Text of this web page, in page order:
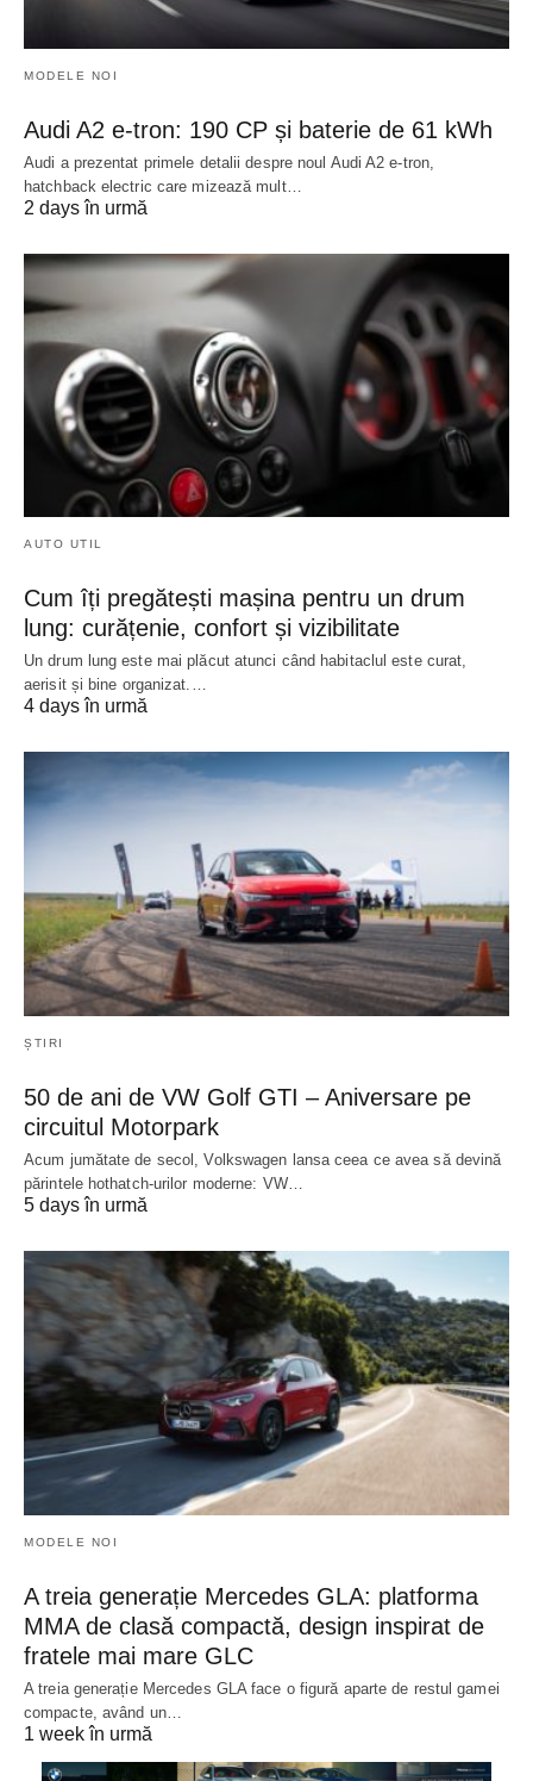
MODELE NOI
Audi A2 e-tron: 190 CP și baterie de 61 kWh
Audi a prezentat primele detalii despre noul Audi A2 e-tron,
hatchback electric care mizează mult…
2 days în urmă
AUTO UTIL
Cum îți pregătești mașina pentru un drum
lung: curățenie, confort și vizibilitate
Un drum lung este mai plăcut atunci când habitaclul este curat,
aerisit și bine organizat.…
4 days în urmă
ȘTIRI
50 de ani de VW Golf GTI – Aniversare pe
circuitul Motorpark
Acum jumătate de secol, Volkswagen lansa ceea ce avea să devină
părintele hothatch-urilor moderne: VW…
5 days în urmă
MODELE NOI
A treia generație Mercedes GLA: platforma
MMA de clasă compactă, design inspirat de
fratele mai mare GLC
A treia generație Mercedes GLA face o figură aparte de restul gamei
compacte, având un…
1 week în urmă